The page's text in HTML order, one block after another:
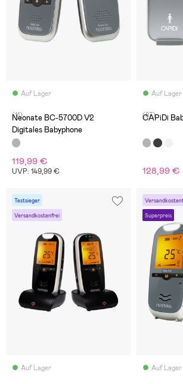
Auf Lager
(11)
Neonate BC-5700D V2
Digitales Babyphone
119,99 €
UVP: 149,99 €
Auf Lager
(87)
CAPiDi
128,99 €
Testsieger
Versandkostenfrei
Auf Lager
Superpreis
Auf Lager